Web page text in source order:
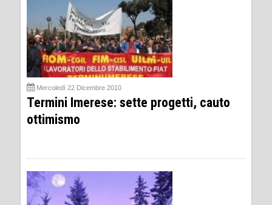
Mercoledì 22 Dicembre 2010
Termini Imerese: sette progetti, cauto
ottimismo